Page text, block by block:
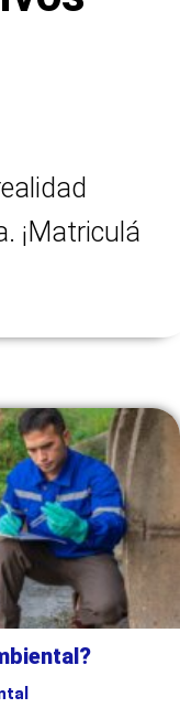
¡Matriculá